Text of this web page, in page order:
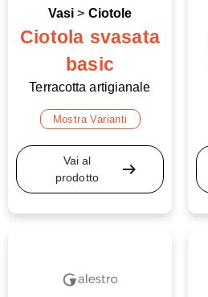
Vasi > Ciotole
Ciotola svasata
basic
Terracotta artigianale
Mostra Varianti
Vai al
prodotto
arrow_right_alt